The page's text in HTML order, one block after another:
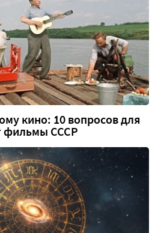
кино: 10 вопросов для
фильмы СССР